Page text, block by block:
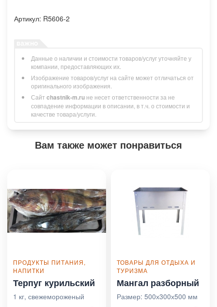
Артикул: R5606-2
Данные о наличии и стоимости товаров/услуг уточняйте у
компании, предоставляющих их.
Изображение товаров/услуг на сайте может отличаться от
оригинального изображения.
Сайт chastnik-m.ru не несет ответственности за не
совпадение информации в описании, в т.ч. о стоимости и
качестве товара/услуги.
Вам также может понравиться
ПРОДУКТЫ ПИТАНИЯ,
НАПИТКИ
Терпуг курильский
1 кг, свежемороженый
ТОВАРЫ ДЛЯ ОТДЫХА И
ТУРИЗМА
Мангал разборный
Размер: 500х300х500 мм